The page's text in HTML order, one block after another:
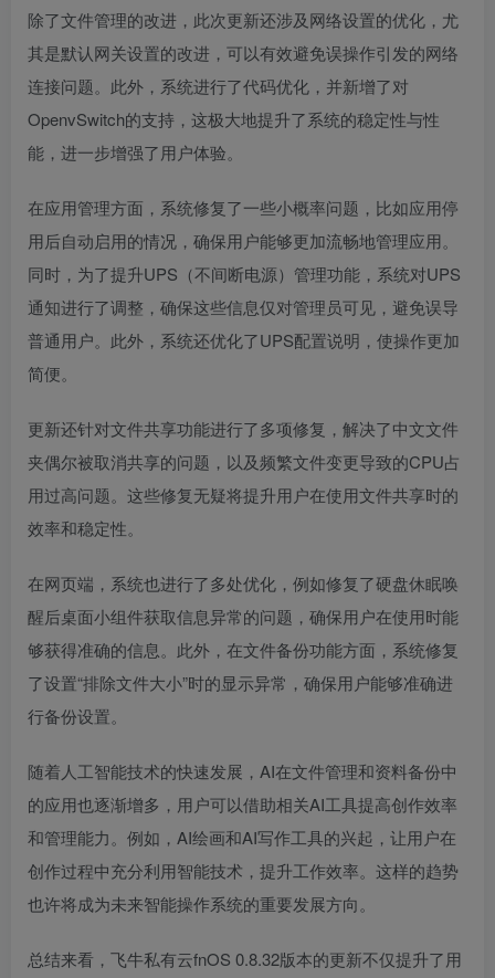
除了文件管理的改进，此次更新还涉及网络设置的优化，尤
其是默认网关设置的改进，可以有效避免误操作引发的网络
连接问题。此外，系统进行了代码优化，并新增了对
OpenvSwitch的支持，这极大地提升了系统的稳定性与性
能，进一步增强了用户体验。
在应用管理方面，系统修复了一些小概率问题，比如应用停
用后自动启用的情况，确保用户能够更加流畅地管理应用。
同时，为了提升UPS（不间断电源）管理功能，系统对UPS
通知进行了调整，确保这些信息仅对管理员可见，避免误导
普通用户。此外，系统还优化了UPS配置说明，使操作更加
简便。
更新还针对文件共享功能进行了多项修复，解决了中文文件
夹偶尔被取消共享的问题，以及频繁文件变更导致的CPU占
用过高问题。这些修复无疑将提升用户在使用文件共享时的
效率和稳定性。
在网页端，系统也进行了多处优化，例如修复了硬盘休眠唤
醒后桌面小组件获取信息异常的问题，确保用户在使用时能
够获得准确的信息。此外，在文件备份功能方面，系统修复
了设置“排除文件大小”时的显示异常，确保用户能够准确进
行备份设置。
随着人工智能技术的快速发展，AI在文件管理和资料备份中
的应用也逐渐增多，用户可以借助相关AI工具提高创作效率
和管理能力。例如，AI绘画和AI写作工具的兴起，让用户在
创作过程中充分利用智能技术，提升工作效率。这样的趋势
也许将成为未来智能操作系统的重要发展方向。
总结来看，飞牛私有云fnOS 0.8.32版本的更新不仅提升了用